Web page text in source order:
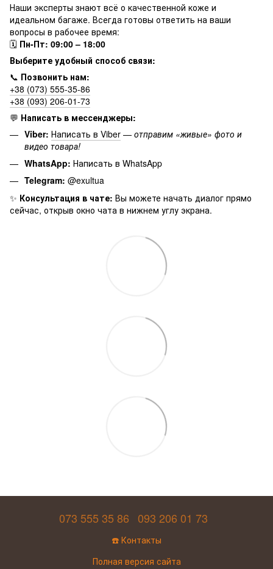
Наши эксперты знают всё о качественной коже и
идеальном багаже. Всегда готовы ответить на ваши
вопросы в рабочее время:
🗓 Пн-Пт: 09:00 – 18:00
Выберите удобный способ связи:
📞 Позвонить нам:
+38 (073) 555-35-86
+38 (093) 206-01-73
💬 Написать в мессенджеры:
Viber: Написать в Viber — отправим «живые» фото и
видео товара!
WhatsApp: Написать в WhatsApp
Telegram: @exultua
✨ Консультация в чате: Вы можете начать диалог прямо
сейчас, открыв окно чата в нижнем углу экрана.
073 555 35 86 093 206 01 73
☎️ Контакты
Полная версия сайта